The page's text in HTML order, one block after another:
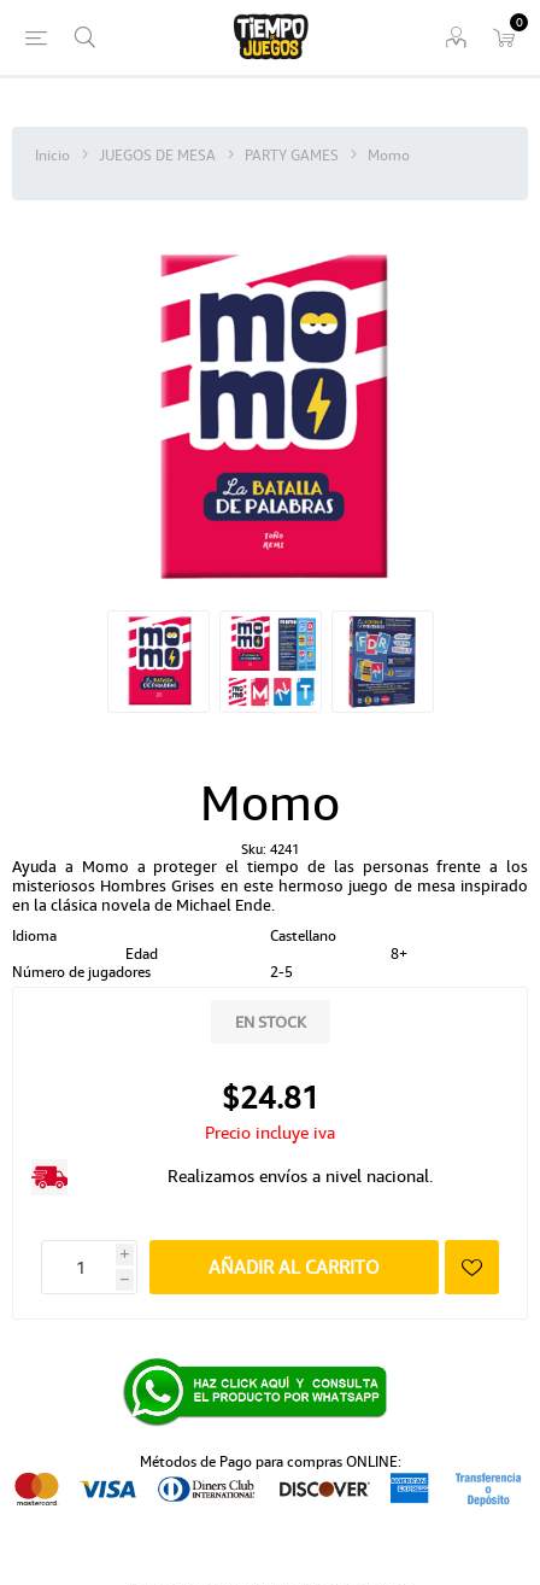
0
Inicio JUEGOS DE MESA PARTY GAMES Momo
Momo
Sku: 4241
Ayuda a Momo a proteger el tiempo de las personas frente a los
misteriosos Hombres Grises en este hermoso juego de mesa inspirado
en la clásica novela de Michael Ende.
Idioma
Castellano
Edad
8+
Número de jugadores
2-5
EN STOCK
$24.81
Precio incluye iva
Realizamos envíos a nivel nacional.
i
h
AÑADIR AL CARRITO
Métodos de Pago para compras ONLINE: